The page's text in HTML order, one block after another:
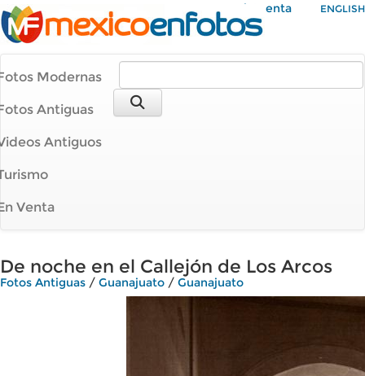
Mi Cuenta ENGLISH
Modernas
Antiguas
Antiguos
Venta
De noche en el Callejón de Los Arcos
Fotos Antiguas / Guanajuato / Guanajuato